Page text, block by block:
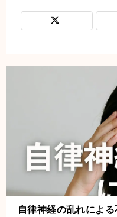
自律神経の乱れによ